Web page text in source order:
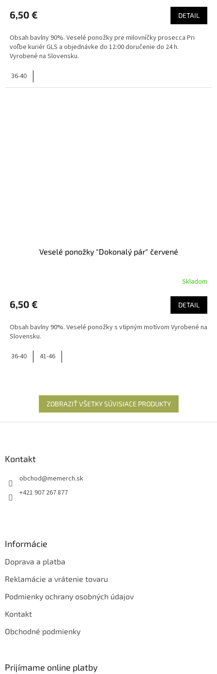
6,50 € DETAIL
Obsah bavlny 90%. Veselé ponožky pre milovníčky prosecca Pri
voľbe kuriér GLS a objednávke do 12:00 doručenie do 24 h.
Vyrobené na Slovensku.
36-40
Veselé ponožky "Dokonalý pár" červené
Skladom
6,50 € DETAIL
Obsah bavlny 90%. Veselé ponožky s vtipným motívom Vyrobené na
Slovensku.
36-40 41-46
ZOBRAZIŤ VŠETKY SÚVISIACE PRODUKTY
Kontakt
obchod@memerch.sk
+421 907 267 877
Informácie
Doprava a platba
Reklamácie a vrátenie tovaru
Podmienky ochrany osobných údajov
Kontakt
Obchodné podmienky
Prijímame online platby